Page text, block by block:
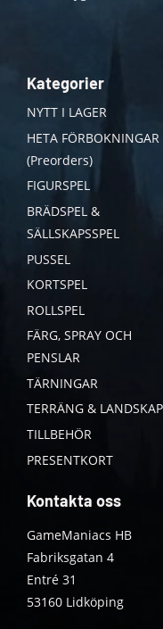
Kategorier
NYTT I LAGER
HETA FÖRBOKNINGAR
(Preorders)
FIGURSPEL
BRÄDSPEL &
SÄLLSKAPSSPEL
PUSSEL
KORTSPEL
ROLLSPEL
FÄRG, SPRAY OCH
PENSLAR
TÄRNINGAR
TERRÄNG & LANDSKAP
TILLBEHÖR
PRESENTKORT
Kontakta oss
GameManiacs HB
Fabriksgatan 4
Entré 31
53160 Lidköping